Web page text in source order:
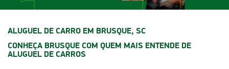
ALUGUEL DE CARRO EM BRUSQUE, SC
CONHEÇA BRUSQUE COM QUEM MAIS ENTENDE DE
ALUGUEL DE CARROS